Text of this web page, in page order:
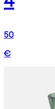
50
€